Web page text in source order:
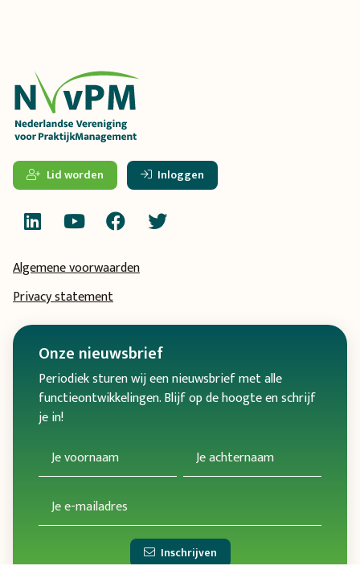
Lid worden Inloggen
Algemene voorwaarden
Privacy statement
Onze nieuwsbrief
Periodiek sturen wij een nieuwsbrief met alle
functieontwikkelingen. Blijf op de hoogte en schrijf
je in!
Inschrijven